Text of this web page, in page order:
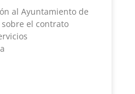
al Ayuntamiento de
sobre el contrato